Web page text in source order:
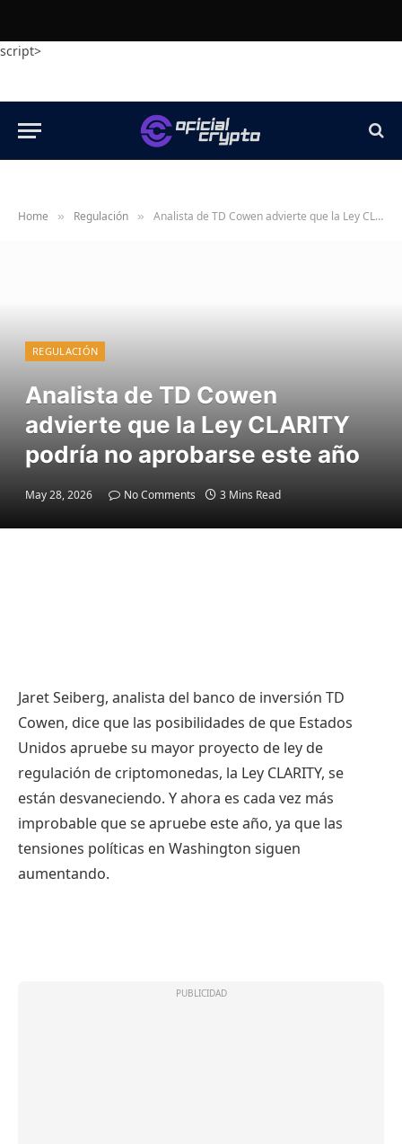
script>
Home » Regulación » Analista de TD Cowen advierte que la Ley CLARITY podría no aprobarse este año
REGULACIÓN
Analista de TD Cowen
advierte que la Ley CLARITY
podría no aprobarse este año
May 28, 2026 No Comments 3 Mins Read
Jaret Seiberg, analista del banco de inversión TD
Cowen, dice que las posibilidades de que Estados
Unidos apruebe su mayor proyecto de ley de
regulación de criptomonedas, la Ley CLARITY, se
están desvaneciendo. Y ahora es cada vez más
improbable que se apruebe este año, ya que las
tensiones políticas en Washington siguen
aumentando.